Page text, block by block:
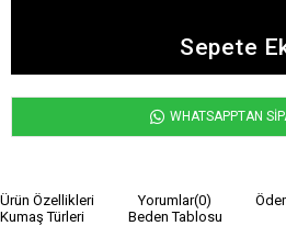
WHATSAPPTAN
Ürün Özellikleri Yorumlar(0)
Kumaş Türleri
Beden Tablosu